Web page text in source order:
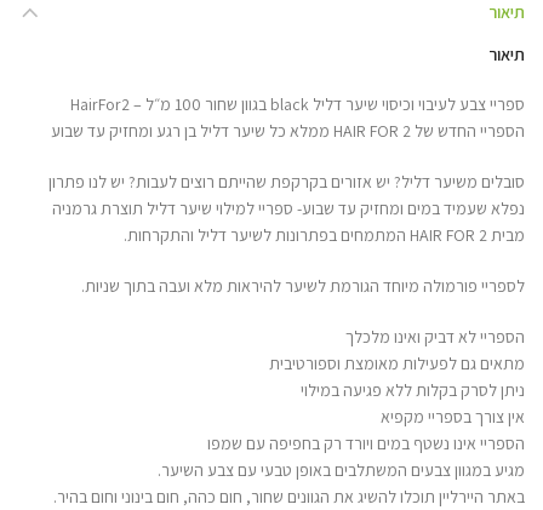
תיאור
תיאור
ספריי צבע לעיבוי וכיסוי שיער דליל black בגוון שחור 100 מ״ל – HairFor2
הספריי החדש של HAIR FOR 2 ממלא כל שיער דליל בן רגע ומחזיק עד שבוע
סובלים משיער דליל? יש אזורים בקרקפת שהייתם רוצים לעבות? יש לנו פתרון
נפלא שעמיד במים ומחזיק עד שבוע- ספריי למילוי שיער דליל תוצרת גרמניה
מבית HAIR FOR 2 המתמחים בפתרונות לשיער דליל והתקרחות.
לספריי פורמולה מיוחד הגורמת לשיער להיראות מלא ועבה בתוך שניות.
הספריי לא דביק ואינו מלכלך
מתאים גם לפעילות מאומצת וספורטיבית
ניתן לסרק בקלות ללא פגיעה במילוי
אין צורך בספריי מקפיא
הספריי אינו נשטף במים ויורד רק בחפיפה עם שמפו
מגיע במגוון צבעים המשתלבים באופן טבעי עם צבע השיער.
באתר היירליין תוכלו להשיג את הגוונים שחור, חום כהה, חום בינוני וחום בהיר.